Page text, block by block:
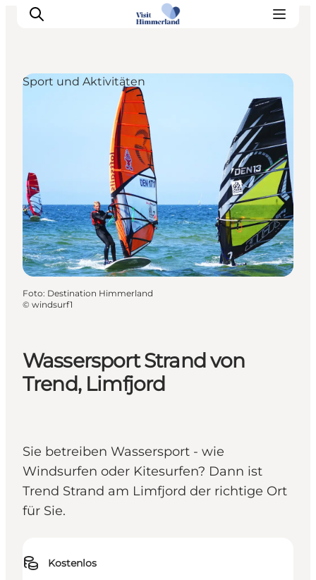
Städte und Orte
Das passiert
Reiseplanung
Praktische Informationen
Wassersport Strand von
Trend, Limfjord
Sie betreiben Wassersport - wie
Windsurfen oder Kitesurfen? Dann ist
Trend Strand am Limfjord der richtige Ort
für Sie.
Kostenlos
Sport und Aktivitäten
Foto: Destination Himmerland
© windsurf1